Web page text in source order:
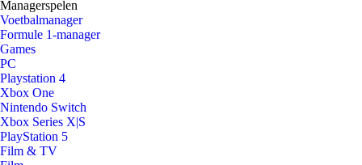
Managerspelen
Voetbalmanager
Formule 1-manager
Games
PC
Playstation 4
Xbox One
Nintendo Switch
Xbox Series X|S
PlayStation 5
Film & TV